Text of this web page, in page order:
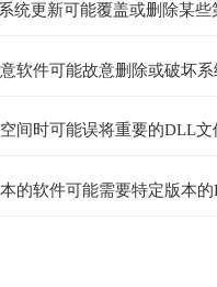
统更新可能覆盖或删除某
软件可能故意删除或破坏
间时可能误将重要的DLL
的软件可能需要特定版本